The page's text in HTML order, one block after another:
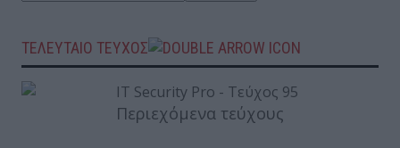
ΤΕΛΕΥΤΑΙΟ ΤΕΥΧΟΣ
Περιεχόμενα τεύχους